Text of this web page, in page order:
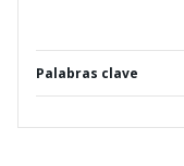
Palabras clave